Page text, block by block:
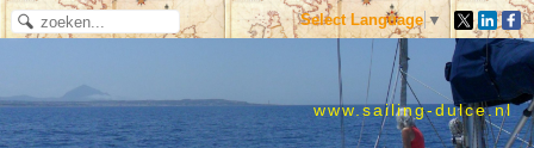
Select Language ▼
www.sailing-dulce.nl